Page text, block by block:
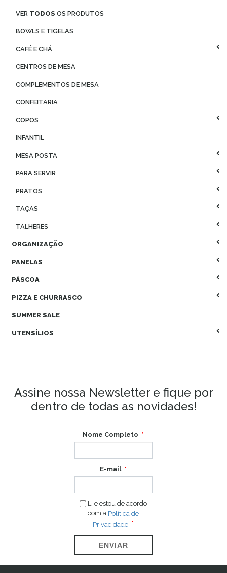
VER TODOS OS PRODUTOS
BOWLS E TIGELAS
CAFÉ E CHÁ
CENTROS DE MESA
COMPLEMENTOS DE MESA
CONFEITARIA
COPOS
INFANTIL
MESA POSTA
PARA SERVIR
PRATOS
TAÇAS
TALHERES
ORGANIZAÇÃO
PANELAS
PÁSCOA
PIZZA E CHURRASCO
SUMMER SALE
UTENSÍLIOS
Assine nossa Newsletter e fique por
dentro de todas as novidades!
Nome Completo
E-mail
Li e estou de acordo
com a Política de
Privacidade.
ENVIAR